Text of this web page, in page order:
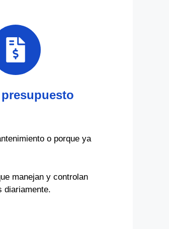
o porque ya
manejan y controlan
diariamente.